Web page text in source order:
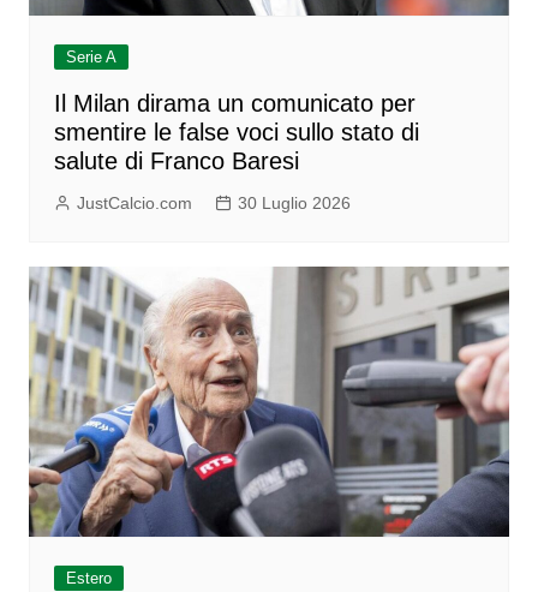
Serie A
Il Milan dirama un comunicato per
smentire le false voci sullo stato di
salute di Franco Baresi
JustCalcio.com 30 Luglio 2026
Estero